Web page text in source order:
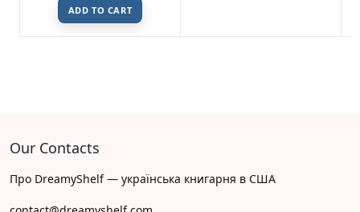
ADD TO CART
Our Contacts
Про DreamyShelf — українська книгарня в США